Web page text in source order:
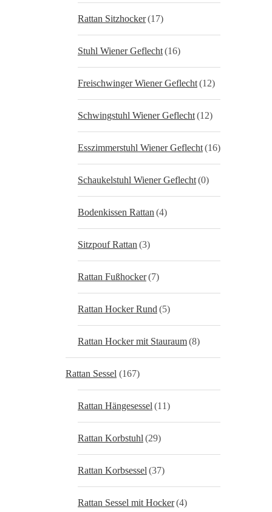
Rattan Sitzhocker(17)
Stuhl Wiener Geflecht(16)
Freischwinger Wiener Geflecht(12)
Schwingstuhl Wiener Geflecht(12)
Esszimmerstuhl Wiener Geflecht(16)
Schaukelstuhl Wiener Geflecht(0)
Bodenkissen Rattan (4)
Sitzpouf Rattan (3)
Rattan Fußhocker(7)
Rattan Hocker Rund (5)
Rattan Hocker mit Stauraum(8)
Rattan Sessel (167)
Rattan Hängesessel (11)
Rattan Korbstuhl (29)
Rattan Korbsessel (37)
Rattan Sessel mit Hocker(4)